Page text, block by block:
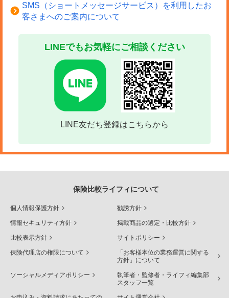
SMS（ショートメッセージサービス）を利用したお
客さまへのご案内について
LINEでもお気軽にご相談ください
LINE友だち登録はこちらから
保険比較ライフィについて
個人情報保護方針 勧誘方針
情報セキュリティ方針 掲載商品の選定・比較方針
比較表示方針 サイトポリシー
保険代理店の権限について
「お客様本位の業務運営に関する
方針」について
ソーシャルメディアポリシー
執筆者・監修者・ライフィ編集部
スタッフ一覧